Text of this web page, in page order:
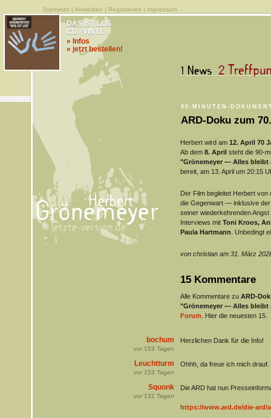
Startseite | Anmelden | Registrieren | Impressum
90-MINUTEN-
ARD-Doku zum
DAS IST LOS
CD / VINYL
» Infos
» jetzt bestellen!
Herbert wird am 12. April 70
Ab dem 8. Aprilsteht die 90-
"Grönemeyer — Alles bleibt
bereit, am 13. April um 20:15
Der Film begleitet Herbert von
die Gegenwart — inklusive
seiner wiederkehrenden
Interviews mit Toni Kroos,
Paula Hartmann . Unbedingt
von christian am 31. März
15 Kommentare
Alle Kommentare zu ARD-
"Grönemeyer — Alles bleibt
Forum . Hier die neuesten 15.
bochum
vor 153 Tagen
Herzlichen Dank für die Info!
Leuchtturm
vor 153 Tagen
Ohhh, da freue ich mich
Squonk
vor 131 Tagen
Die ARD hat nun
https://www.ard.de/die-ard/